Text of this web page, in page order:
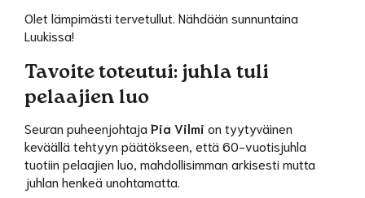
Olet lämpimästi tervetullut. Nähdään sunnuntaina
Luukissa!
Tavoite toteutui: juhla tuli
pelaajien luo
Seuran puheenjohtaja Pia Vilmi on tyytyväinen
keväällä tehtyyn päätökseen, että 60-vuotisjuhla
tuotiin pelaajien luo, mahdollisimman arkisesti mutta
juhlan henkeä unohtamatta.